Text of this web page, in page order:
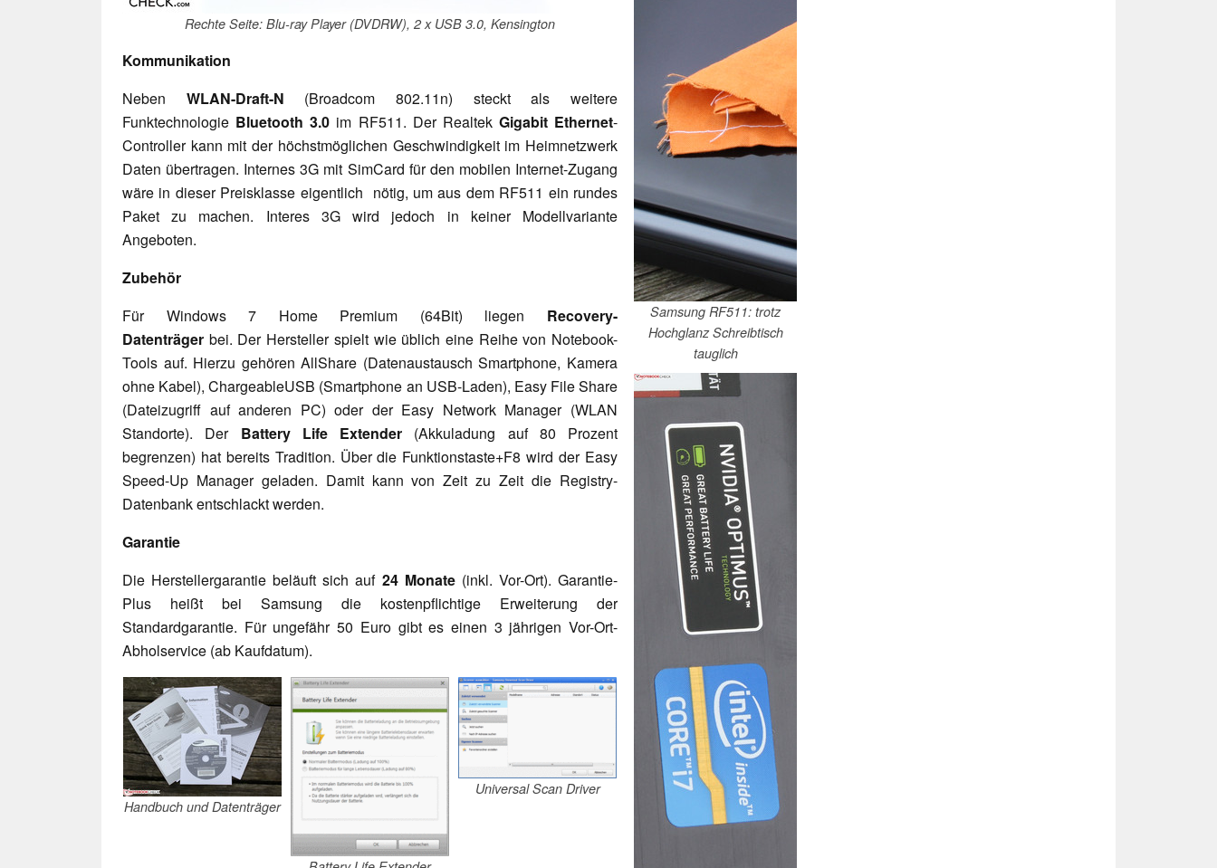
Rechte Seite: Blu-ray Player (DVDRW), 2 x USB 3.0, Kensington
Kommunikation
Neben WLAN-Draft-N (Broadcom 802.11n) steckt als weitere
Funktechnologie Bluetooth 3.0 im RF511. Der Realtek Gigabit Ethernet-
Controller kann mit der höchstmöglichen Geschwindigkeit im Heimnetzwerk
Daten übertragen. Internes 3G mit SimCard für den mobilen Internet-Zugang
wäre in dieser Preisklasse eigentlich nötig, um aus dem RF511 ein rundes
Paket zu machen. Interes 3G wird jedoch in keiner Modellvariante
Angeboten.
Zubehör
Für Windows 7 Home Premium (64Bit) liegen Recovery-
Datenträger bei. Der Hersteller spielt wie üblich eine Reihe von Notebook-
Tools auf. Hierzu gehören AllShare (Datenaustausch Smartphone, Kamera
ohne Kabel), ChargeableUSB (Smartphone an USB-Laden), Easy File Share
(Dateizugriff auf anderen PC) oder der Easy Network Manager (WLAN
Standorte). Der Battery Life Extender (Akkuladung auf 80 Prozent
begrenzen) hat bereits Tradition. Über die Funktionstaste+F8 wird der Easy
Speed-Up Manager geladen. Damit kann von Zeit zu Zeit die Registry-
Datenbank entschlackt werden.
Garantie
Die Herstellergarantie beläuft sich auf 24 Monate(inkl. Vor-Ort). Garantie-
Plus heißt bei Samsung die kostenpflichtige Erweiterung der
Standardgarantie. Für ungefähr 50 Euro gibt es einen 3 jährigen Vor-Ort-
Abholservice (ab Kaufdatum).
Handbuch und Datenträger
Universal Scan Driver
Samsung RF511: trotz
Hochglanz Schreibtisch
tauglich